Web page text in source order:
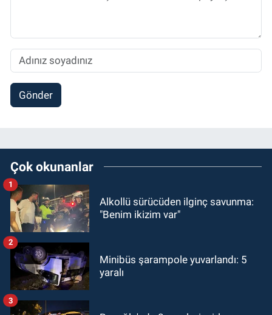
Gönder
Çok okunanlar
Alkollü sürücüden ilginç savunma:
"Benim ikizim var"
1
Minibüs şarampole yuvarlandı: 5
yaralı
2
3